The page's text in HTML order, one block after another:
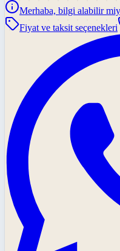
Merhaba, bilgi alabilir
Fiyat ve taksit seçenekleri